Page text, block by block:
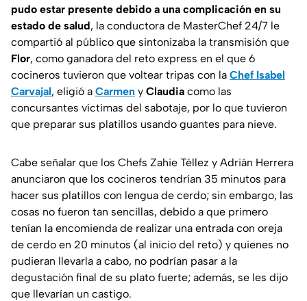
pudo estar presente debido a una complicación en su
estado de salud, la conductora de MasterChef 24/7 le
compartió al público que sintonizaba la transmisión que
Flor, como ganadora del reto express en el que 6
cocineros tuvieron que voltear tripas con la Chef Isabel
Carvajal, eligió a Carmen y Claudia como las
concursantes víctimas del sabotaje, por lo que tuvieron
que preparar sus platillos usando guantes para nieve.
Cabe señalar que los Chefs Zahie Téllez y Adrián Herrera
anunciaron que los cocineros tendrían 35 minutos para
hacer sus platillos con lengua de cerdo; sin embargo, las
cosas no fueron tan sencillas, debido a que primero
tenían la encomienda de realizar una entrada con oreja
de cerdo en 20 minutos (al inicio del reto) y quienes no
pudieran llevarla a cabo, no podrían pasar a la
degustación final de su plato fuerte; además, se les dijo
que llevarían un castigo.